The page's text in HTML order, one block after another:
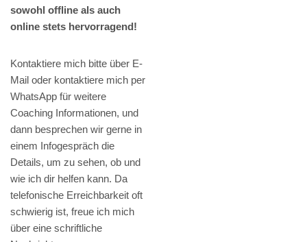
sowohl offline als auch
online stets hervorragend!
Kontaktiere mich bitte über E-
Mail oder kontaktiere mich per
WhatsApp für weitere
Coaching Informationen, und
dann besprechen wir gerne in
einem Infogespräch die
Details, um zu sehen, ob und
wie ich dir helfen kann. Da
telefonische Erreichbarkeit oft
schwierig ist, freue ich mich
über eine schriftliche